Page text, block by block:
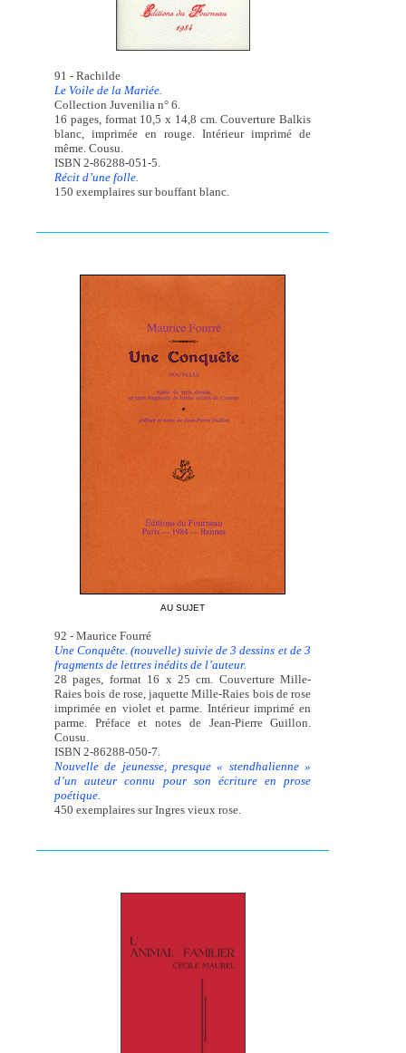
91 - Rachilde
Le Voile de la Mariée.
Collection Juvenilia n° 6.
16 pages, format 10,5 x 14,8 cm. Couverture Balkis
blanc, imprimée en rouge. Intérieur imprimé de
même. Cousu.
ISBN 2-86288-051-5.
Récit d’une folle.
150 exemplaires sur bouffant blanc.
AU SUJET
92 - Maurice Fourré
Une Conquête. (nouvelle) suivie de 3 dessins et de 3
fragments de lettres inédits de l’auteur.
28 pages, format 16 x 25 cm. Couverture Mille-
Raies bois de rose, jaquette Mille-Raies bois de rose
imprimée en violet et parme. Intérieur imprimé en
parme. Préface et notes de Jean-Pierre Guillon.
Cousu.
ISBN 2-86288-050-7.
Nouvelle de jeunesse, presque « stendhalienne »
d’un auteur connu pour son écriture en prose
poétique.
450 exemplaires sur Ingres vieux rose.